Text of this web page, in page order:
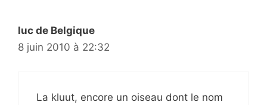
luc de Belgique
8 juin 2010 à 22:32
La kluut, encore un oiseau dont le nom